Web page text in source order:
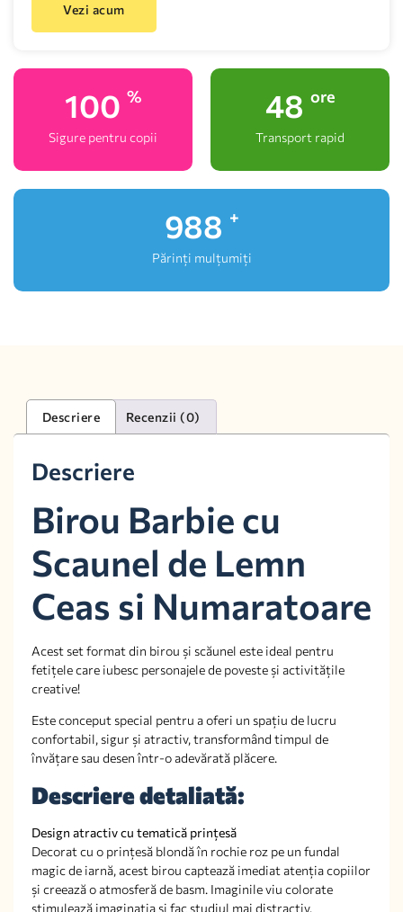
Vezi acum
100 %
Sigure pentru copii
48 ore
Transport rapid
1,000
Părinți mulțumiți
Descriere Recenzii (0)
Descriere
Birou Barbie cu
Scaunel de Lemn
Ceas si Numaratoare
Acest set format din birou și scăunel este ideal pentru
fetițele care iubesc personajele de poveste și activitățile
creative!
Este conceput special pentru a oferi un spațiu de lucru
confortabil, sigur și atractiv, transformând timpul de
învățare sau desen într-o adevărată plăcere.
Descriere detaliată:
Design atractiv cu tematică prințesă
Decorat cu o prințesă blondă în rochie roz pe un fundal
magic de iarnă, acest birou captează imediat atenția copiilor
și creează o atmosferă de basm. Imaginile viu colorate
stimulează imaginația și fac studiul mai distractiv.